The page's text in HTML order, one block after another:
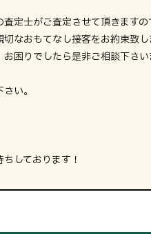
定士がご査定させて頂きます
なおもてなし接客をお約束致し
お困りでしたら是非ご相談下さ
い。
しております！